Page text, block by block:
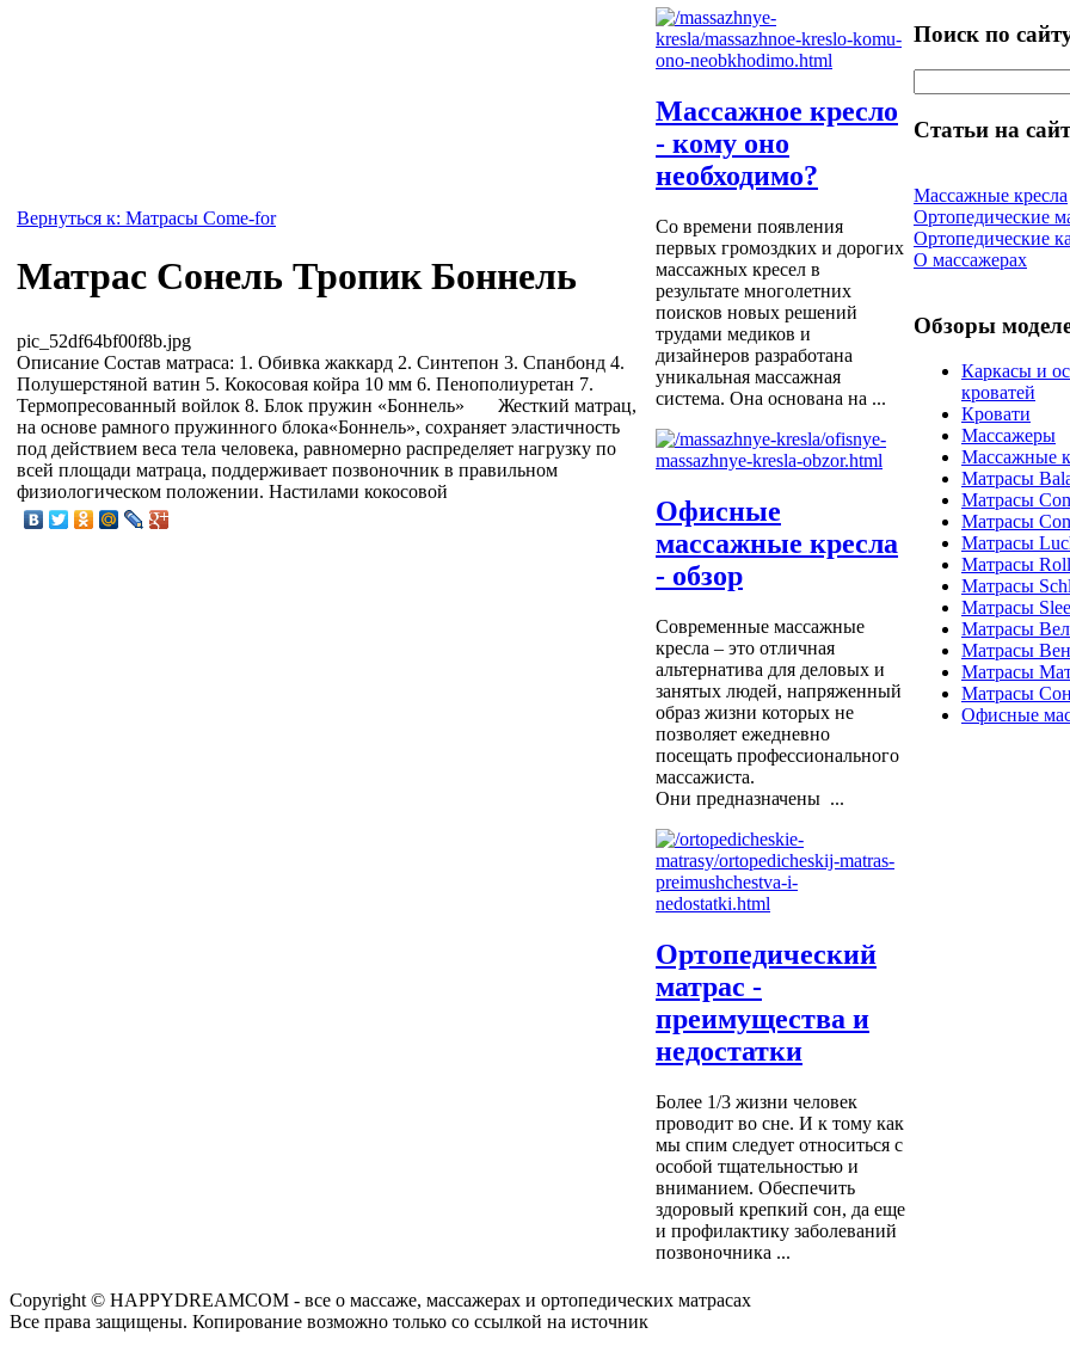
Вернуться к: Матрасы Come-for
Матрас Сонель Тропик Боннель
pic_52df64bf00f8b.jpg
Описание Состав матраса: 1. Обивка жаккард 2. Синтепон 3. Спанбонд 4.
Полушерстяной ватин 5. Кокосовая койра 10 мм 6. Пенополиуретан 7.
Термопресованный войлок 8. Блок пружин «Боннель» Жесткий матрац,
на основе рамного пружинного блока«Боннель», сохраняет эластичность
под действием веса тела человека, равномерно распределяет нагрузку по
всей площади матраца, поддерживает позвоночник в правильном
физиологическом положении. Настилами кокосовой
Массажное кресло
- кому оно
необходимо?
Со времени появления
первых громоздких и дорогих
массажных кресел в
результате многолетних
поисков новых решений
трудами медиков и
дизайнеров разработана
уникальная массажная
система. Она основана на ...
Офисные
массажные кресла
- обзор
Современные массажные
кресла – это отличная
альтернатива для деловых и
занятых людей, напряженный
образ жизни которых не
позволяет ежедневно
посещать профессионального
массажиста.
Они предназначены ...
Ортопедический
матрас -
преимущества и
недостатки
Более 1/3 жизни человек
проводит во сне. И к тому как
мы спим следует относиться с
особой тщательностью и
вниманием. Обеспечить
здоровый крепкий сон, да еще
и профилактику заболеваний
позвоночника ...
Поиск по
Статьи на
Массажные кресла
Ортопедические
Ортопедические
О массажерах
Обзоры
Каркасы и
кроватей
Кровати
Массажеры
Массажные
Матрасы
Матрасы
Матрасы
Матрасы
Матрасы
Матрасы
Матрасы
Матрасы
Матрасы
Матрасы
Матрасы
Офисные
Copyright © HAPPYDREAMCOM - все о массаже, массажерах и ортопедических матрасах
Все права защищены. Копирование возможно только со ссылкой на источник